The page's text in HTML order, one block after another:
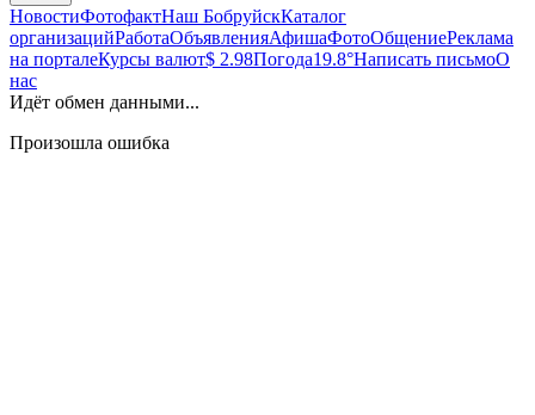
НовостиФотофактНаш БобруйскКаталог
организацийРаботаОбъявленияАфишаФотоОбщениеРеклама
на порталеКурсы валют$ 2.98Погода19.8°Написать письмоО
нас
Идёт обмен данными...
Произошла ошибка